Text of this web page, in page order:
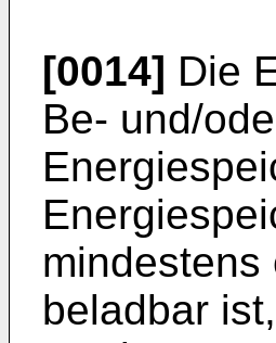
[0014] Die
Be- und/
mindestens
beladbar